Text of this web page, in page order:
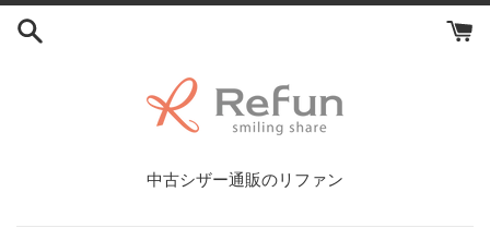
コ
中古シザー通販のリファン